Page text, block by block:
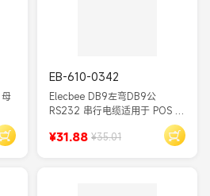
EB-610-0342
Elecbee DB9左弯DB9公
RS232 串行电缆适用于 POS 扫
¥31.88 ¥35.01